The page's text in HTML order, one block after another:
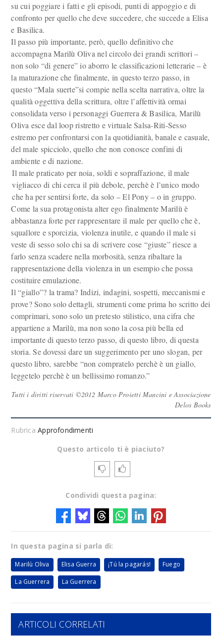
su cui poggiare i fatti e gli episodi, punti di appoggio e di
confronto per quello che deve succedere, che succede a Elisa
e Basilica.
Il passo più importante, però, quello definitivo che
accompagna Marilù Oliva nel circolo dei grandi scrittori –
non solo “di genere” io aborro le classificazioni letterarie – è
la maturazione che finalmente, in questo terzo passo, in
questo “Mala suerte”si compie nella scelta narrativa, oltre la
qualità oggettiva della scrittura, oltre l’affettività ormai
consolidata verso i personaggi Guerrera & Basilica, Marilù
Oliva esce dal loop ristretto e virtuale Salsa-Riti-Sesso
estremo per confrontarsi con la quotidianità, banale e casuale,
del male spicciolo, quello che non conosce confini di
ambiente e di nazione.
Il male praticato per noia, soldi e sopraffazione, il male
vigliacco di chi cerca il più debole, perchè è l’unico modo
che ha per sentirsi forte, da solo – El Pony – o in gruppo.
Come la sua protagonista alter ego finalmente Marilù è
abbastanza forte per rappresentare il male per quello che è,
squallore e sporcizia, violenza inutile, e quando il male si
veste di sesso solo chi sa di scrivere cose “giuste” riesce a
farlo senza scadere nella morbosità, senza ribaltare la
rappresentazione della violenza in un esempio che possa
costituire emulazione.
Il “giallo”? la trama? Indizi, indagini, sospetti, meccanismi e
prove? Sono solo dettagli, strumenti come prima ho scritto dei
comprimari, sono solo un pretesto stilistico, una cifra che
appartiene a Marilù, ma non sono la cosa più bella ed
importante di questo terzo passo, di questo libro, di questa
storia. Se dovessi dare un suggerimento per uno slogan, per
questo libro, sarebbe “non compratelo perchè è un giallo,
leggetelo perchè è un bellissimo romanzo.”
Tutti i diritti riservati ©2012 Marco Proietti Mancini e Associazione
Delos Books
RubricaApprofondimenti
Questo articolo ti è piaciuto?
Condividi questa pagina:
In questa pagina si parla di:
Marilù Oliva Elisa Guerra ¡Tú la pagarás! Fuego
La Guerrera La Guerrera
ARTICOLI CORRELATI